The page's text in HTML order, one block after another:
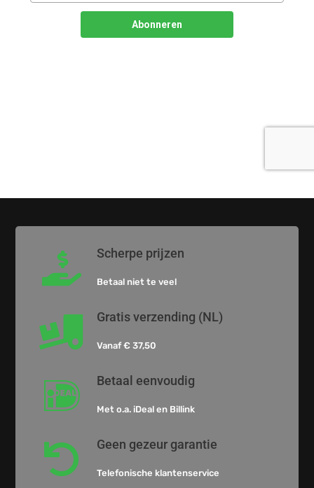
 Scherpe prijzen
Betaal niet te veel
 Gratis verzending (NL)
Vanaf € 37,50
 Betaal eenvoudig
Met o.a. iDeal en Billink
 Geen gezeur garantie
Telefonische klantenservice